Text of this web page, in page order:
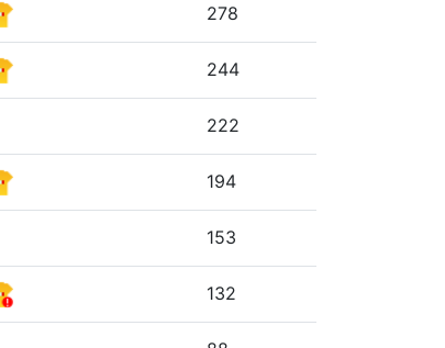
278
244
222
194
153
132